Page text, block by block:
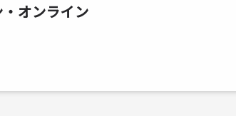
オンライン